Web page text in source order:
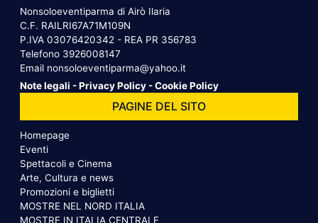
Nonsoloeventiparma di Airò Ilaria
C.F. RAILRI67A71M109N
P.IVA 03076420342 - REA PR 356783
Telefono 3926008147
Email nonsoloeventiparma@yahoo.it
Note legali -Privacy Policy -Cookie Policy
PAGINE DEL SITO
Homepage
Eventi
Spettacoli e Cinema
Arte, Cultura e news
Promozioni e biglietti
MOSTRE NEL NORD ITALIA
MOSTRE IN ITALIA CENTRALE